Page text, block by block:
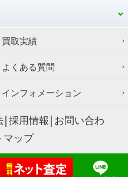
買取実績
よくある質問
インフォメーション
採用情報
お問い合わ
マップ
All Rights Reserved.
ルブルー